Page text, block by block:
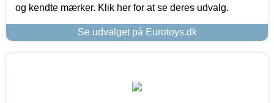
og kendte mærker. Klik her for at se deres udvalg.
Se udvalget på Eurotoys.dk